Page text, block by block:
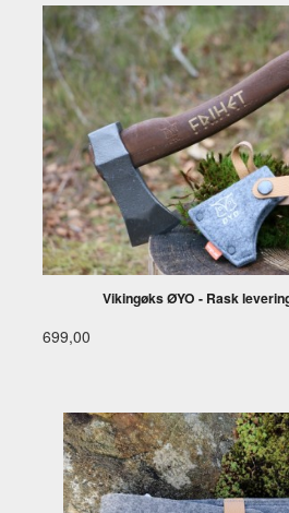
Vikingøks ØYO - Rask
699,00